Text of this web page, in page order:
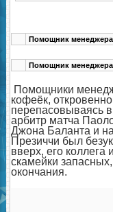
Помощник менеджера
Помощник менеджера
Помощники
кофеёк,
перепасовываясь
арбитр матча
Джона Баланта и
Презиччи был
вверх, его
скамейки
окончания.